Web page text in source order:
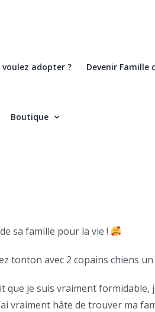
voulez adopter ? Devenir Famille
Boutique
sa famille pour la vie !
tonton avec 2 copains chiens
que je suis vraiment
vraiment hâte de trouver ma